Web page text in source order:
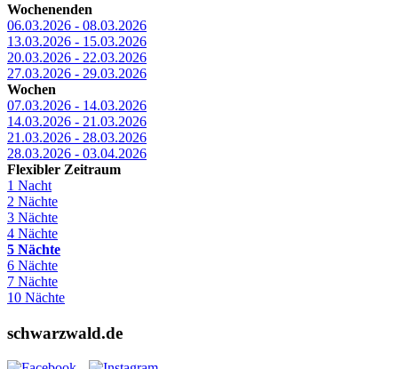
Wochenenden
06.03.2026 - 08.03.2026
13.03.2026 - 15.03.2026
20.03.2026 - 22.03.2026
27.03.2026 - 29.03.2026
Wochen
07.03.2026 - 14.03.2026
14.03.2026 - 21.03.2026
21.03.2026 - 28.03.2026
28.03.2026 - 03.04.2026
Flexibler Zeitraum
1 Nacht
2 Nächte
3 Nächte
4 Nächte
5 Nächte
6 Nächte
7 Nächte
10 Nächte
schwarzwald.de